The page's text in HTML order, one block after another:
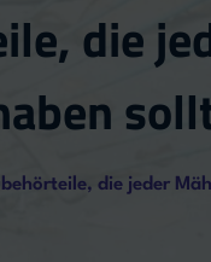
die
die jeder